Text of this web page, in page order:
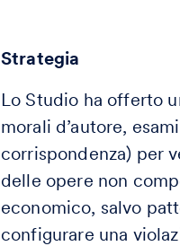
Strategia
Lo Studio ha offerto
morali d’autore,
corrispondenza) per
delle opere non
economico, salvo
configurare una